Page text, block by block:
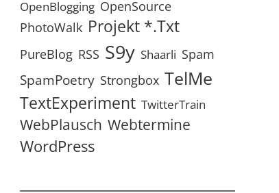
OpenBlogging OpenSource
PhotoWalk Projekt *.txt
PureBlog RSS S9y Shaarli Spam
SpamPoetry Strongbox TelMe
TextExperiment TwitterTrain
WebPlausch Webtermine
WordPress